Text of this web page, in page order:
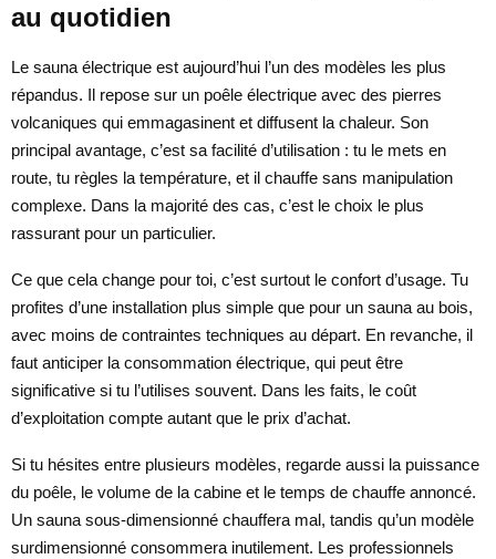
au quotidien
Le sauna électrique est aujourd’hui l’un des modèles les plus
répandus. Il repose sur un poêle électrique avec des pierres
volcaniques qui emmagasinent et diffusent la chaleur. Son
principal avantage, c’est sa facilité d’utilisation : tu le mets en
route, tu règles la température, et il chauffe sans manipulation
complexe. Dans la majorité des cas, c’est le choix le plus
rassurant pour un particulier.
Ce que cela change pour toi, c’est surtout le confort d’usage. Tu
profites d’une installation plus simple que pour un sauna au bois,
avec moins de contraintes techniques au départ. En revanche, il
faut anticiper la consommation électrique, qui peut être
significative si tu l’utilises souvent. Dans les faits, le coût
d’exploitation compte autant que le prix d’achat.
Si tu hésites entre plusieurs modèles, regarde aussi la puissance
du poêle, le volume de la cabine et le temps de chauffe annoncé.
Un sauna sous-dimensionné chauffera mal, tandis qu’un modèle
surdimensionné consommera inutilement. Les professionnels